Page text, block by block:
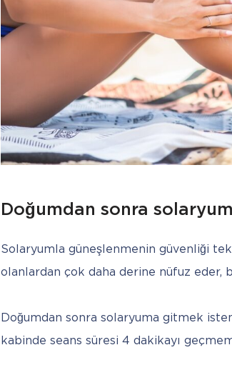
Doğumdan sonra
Solaryumla güneşlenmenin güvenliği tek
olanlardan çok daha derine nüfuz eder,
Doğumdan sonra solaryuma gitmek
kabinde seans süresi 4 dakikayı